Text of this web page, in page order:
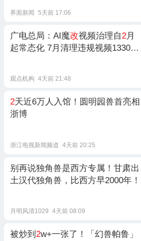
界面新闻 5天前 17:06
广电总局：AI魔改视频治理自2月
起常态化 7月清理违规视频13300
观点机构 4天前 21:48
2天近6万人入馆！圆明园兽首亮相
浙博
浙江电视新闻频道 4天前 20:25
别再说独角兽是西方专属！甘肃出
土汉代独角兽，比西方早2000年！
月明风清1029 4天前 08:09
被炒到 2w+一张了！「幻兽帕鲁」